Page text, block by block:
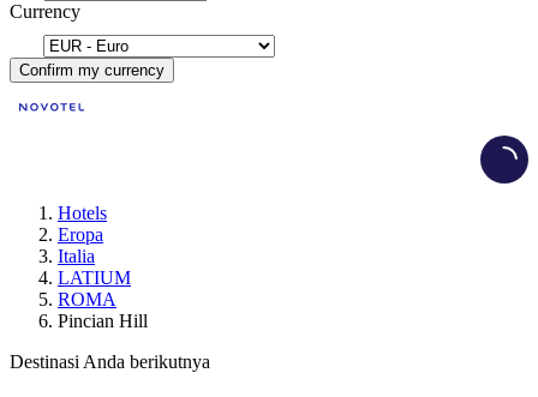
Currency
Confirm my currency
Hotels
Eropa
Italia
LATIUM
ROMA
Pincian Hill
Destinasi Anda berikutnya